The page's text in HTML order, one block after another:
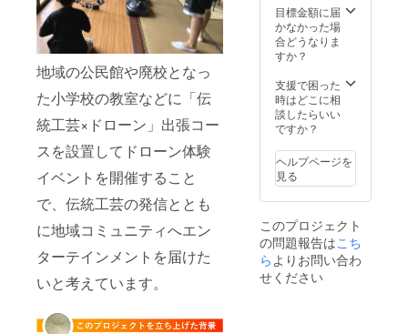
地域の公民館や廃校となっ
た小学校の教室などに「伝
統工芸×ドローン」出張コー
スを設置してドローン体験
イベントを開催すること
で、伝統工芸の発信ととも
に地域コミュニティへエン
ターテインメントを届けた
いと考えています。
願いし
ます。
しま
す。 ま
たその
テッ
カーを
製作
し、来
た方に
配布い
たしま
す。 日
～7月ご
ろ 会
場：フ
ライト
ベース
いただ
きま
す。 ※
バナー
など掲
載可能
です。
俗に反
するデ
ザイン
や文
言はお
受けい
たしま
せん) ロ
ゴなど
目標金額に届
かなかった場
合どうなりま
すか？
支援で困った
時はどこに相
談したらいい
ですか？
ヘルプページを
見る
このプロジェクト
の問題報告はこち
らよりお問い合わ
せください